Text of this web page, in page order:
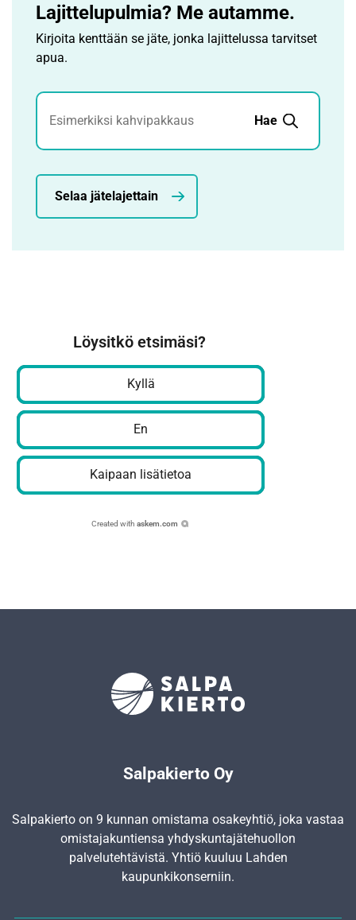
Lajittelupulmia? Me autamme.
Kirjoita kenttään se jäte, jonka lajittelussa tarvitset
apua.
Jätehaku
Hae
Selaa jätelajettain
Löysitkö etsimäsi?
Kyllä
En
Kaipaan lisätietoa
Created with askem.com
Salpakierto Oy
Salpakierto on 9 kunnan omistama osakeyhtiö, joka vastaa
omistajakuntiensa yhdyskunta­jätehuollon
palvelutehtävistä. Yhtiö kuuluu Lahden
kaupunkikonserniin.